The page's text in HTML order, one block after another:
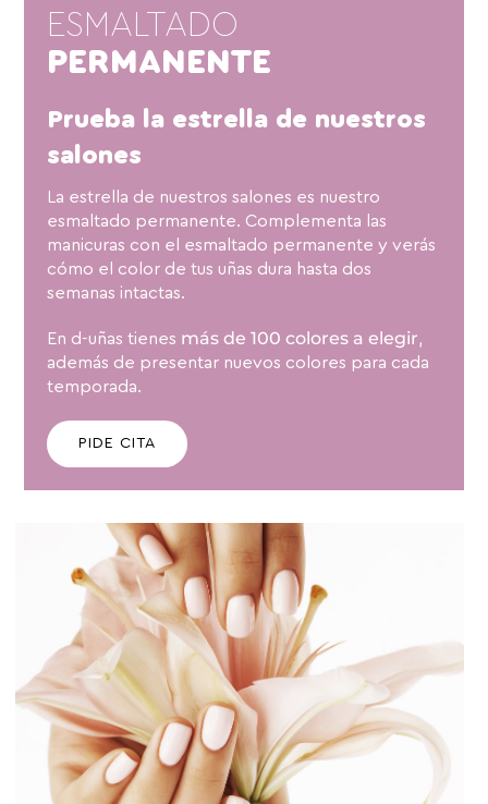
ESMALTADO
PERMANENTE
Prueba la estrella de nuestros
salones
La estrella de nuestros salones es nuestro
esmaltado permanente. Complementa las
manicuras con el esmaltado permanente y verás
cómo el color de tus uñas dura hasta dos
semanas intactas.
En d-uñas tienes más de 100 colores a elegir,
además de presentar nuevos colores para cada
temporada.
PIDE CITA